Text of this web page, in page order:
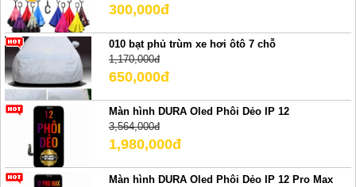
300,000đ
010 bạt phủ trùm xe hơi ôtô 7 chỗ
1,170,000đ
650,000đ
Màn hình DURA Oled Phôi Dẻo IP 12
3,564,000đ
1,980,000đ
Màn hình DURA Oled Phôi Dẻo IP 12 Pro Max